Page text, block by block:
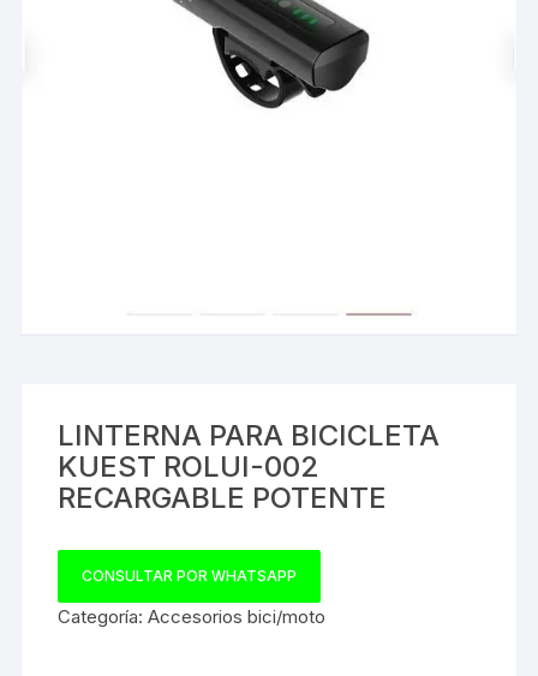
LINTERNA PARA BICICLETA
KUEST ROLUI-002
RECARGABLE POTENTE
CONSULTAR POR WHATSAPP
Categoría:Accesorios bici/moto